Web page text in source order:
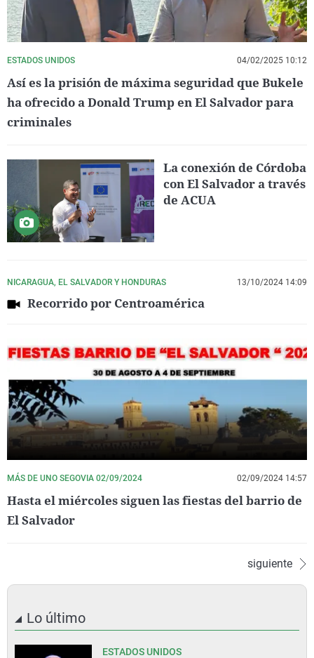
ESTADOS UNIDOS 04/02/2025 10:12
Así es la prisión de máxima seguridad que Bukele
ha ofrecido a Donald Trump en El Salvador para
criminales
La conexión de Córdoba
con El Salvador a través
de ACUA
NICARAGUA, EL SALVADOR Y HONDURAS 13/10/2024 14:09
Recorrido por Centroamérica
MÁS DE UNO SEGOVIA 02/09/2024 02/09/2024 14:57
Hasta el miércoles siguen las fiestas del barrio de
El Salvador
siguiente
Lo último
ESTADOS UNIDOS